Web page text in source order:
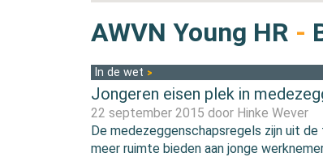
AWVN Young HR -
In de wet
Jongeren eisen plek in
22 september 2015 door Hinke Wever
De medezeggenschapsregels zijn uit de
meer ruimte bieden aan jonge